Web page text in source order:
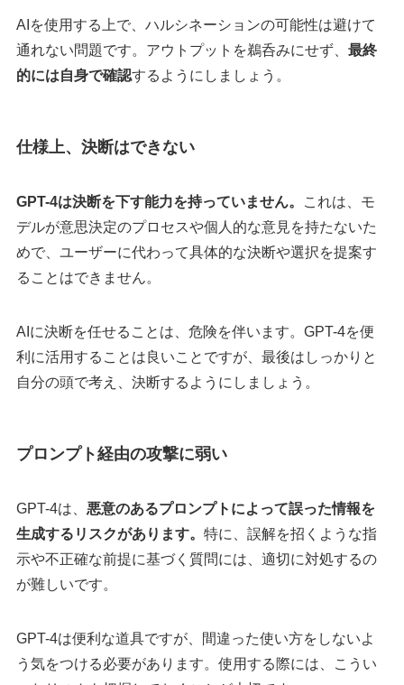
AIを使用する上で、ハルシネーションの可能性は避けて
通れない問題です。アウトプットを鵜呑みにせず、 最終
的には自身で確認するようにしましょう。
仕様上、決断はできない
GPT-4は決断を下す能力を持っていません。
これは、モ
デルが意思決定のプロセスや個人的な意見を持たないた
めで、ユーザーに代わって具体的な決断や選択を提案す
ることはできません。
AIに決断を任せることは、危険を伴います。GPT-4を便
利に活用することは良いことですが、最後はしっかりと
自分の頭で考え、決断するようにしましょう。
プロンプト経由の攻撃に弱い
GPT-4は、 悪意のあるプロンプトによって誤った情報を
生成するリスクがあります。 特に、誤解を招くような指
示や不正確な前提に基づく質問には、適切に対処するの
が難しいです。
GPT-4は便利な道具ですが、間違った使い方をしないよ
う気をつける必要があります。使用する際には、こうい